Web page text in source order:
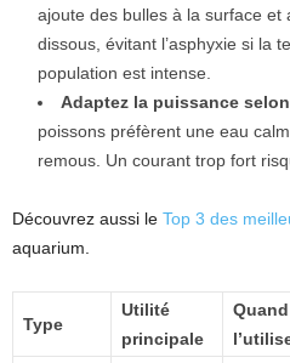
ajoute des bulles à la surface et
dissous, évitant l’asphyxie si la
population est intense.
Adaptez la puissance
poissons préfèrent une eau
remous. Un courant trop fort
Découvrez aussi le Top 3 des
aquarium.
Type
Utilité
principale
Quand